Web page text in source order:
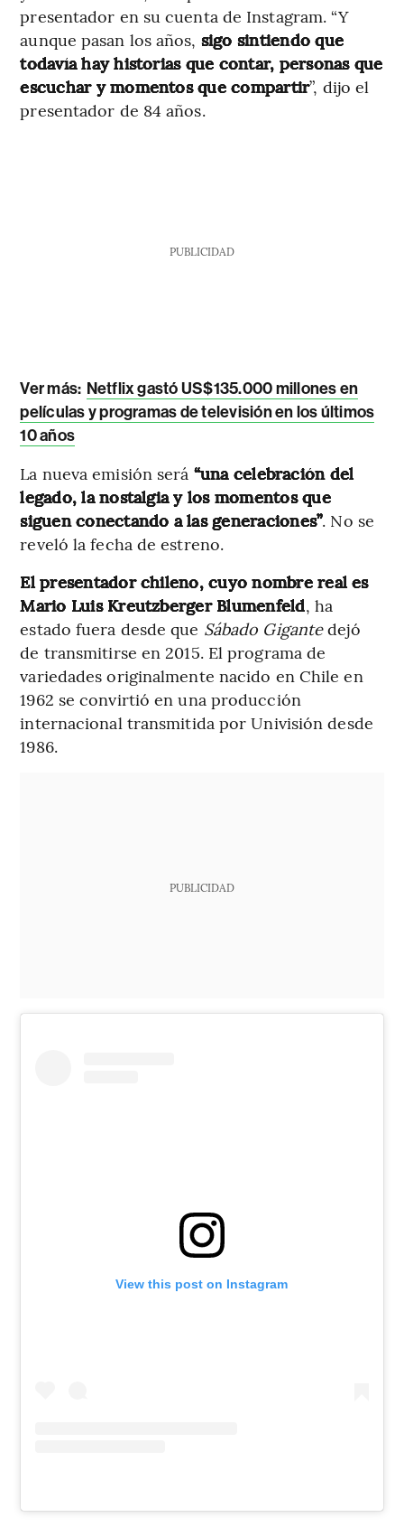
presentador en su cuenta de Instagram. “Y
aunque pasan los años, sigo sintiendo que
todavía hay historias que contar, personas que
escuchar y momentos que compartir”, dijo el
presentador de 84 años.
PUBLICIDAD
Ver más: Netflix gastó US$135.000 millones en
películas y programas de televisión en los últimos
10 años
La nueva emisión será “una celebración del
legado, la nostalgia y los momentos que
siguen conectando a las generaciones”. No se
reveló la fecha de estreno.
El presentador chileno, cuyo nombre real es
Mario Luis Kreutzberger Blumenfeld, ha
estado fuera desde que Sábado Gigantedejó
de transmitirse en 2015. El programa de
variedades originalmente nacido en Chile en
1962 se convirtió en una producción
internacional transmitida por Univisión desde
1986.
PUBLICIDAD
View this post on Instagram